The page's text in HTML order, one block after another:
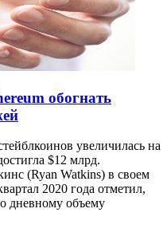
обогнать
увеличилась на
$12 млрд.
(Ryan Watkins) в своем
2020 года отметил,
дневному объему